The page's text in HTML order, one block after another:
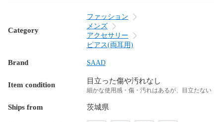
Category
ファッション
メンズ
アクセサリー
ピアス(両耳用)
Brand SAAD
Item condition 目立った傷や汚れなし
細かな使用感・傷・汚れはあるが、目立たない
Ships from 茨城県